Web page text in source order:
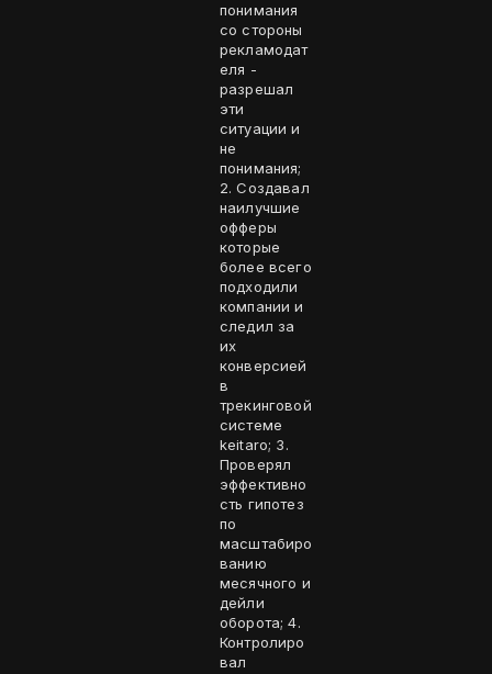
понимания
со стороны
рекламодат
еля -
разрешал
эти
ситуации и
не
понимания;
2. Создавал
наилучшие
офферы
которые
более всего
подходили
компании и
следил за
их
конверсией
в
трекинговой
системе
keitaro; 3.
Проверял
эффективно
сть гипотез
по
масштабиро
ванию
месячного и
дейли
оборота; 4.
Контролиро
вал